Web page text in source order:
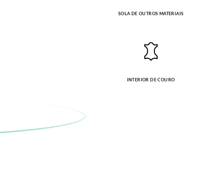
SOLA DE OUTROS MATERIAIS
INTERIOR DE COURO